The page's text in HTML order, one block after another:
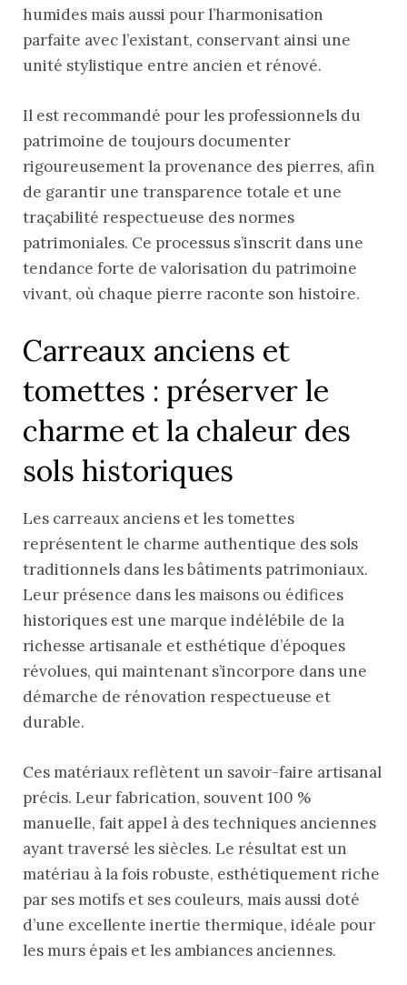
humides mais aussi pour l’harmonisation
parfaite avec l’existant, conservant ainsi une
unité stylistique entre ancien et rénové.
Il est recommandé pour les professionnels du
patrimoine de toujours documenter
rigoureusement la provenance des pierres, afin
de garantir une transparence totale et une
traçabilité respectueuse des normes
patrimoniales. Ce processus s’inscrit dans une
tendance forte de valorisation du patrimoine
vivant, où chaque pierre raconte son histoire.
Carreaux anciens et
tomettes : préserver le
charme et la chaleur des
sols historiques
Les carreaux anciens et les tomettes
représentent le charme authentique des sols
traditionnels dans les bâtiments patrimoniaux.
Leur présence dans les maisons ou édifices
historiques est une marque indélébile de la
richesse artisanale et esthétique d’époques
révolues, qui maintenant s’incorpore dans une
démarche de rénovation respectueuse et
durable.
Ces matériaux reflètent un savoir-faire artisanal
précis. Leur fabrication, souvent 100 %
manuelle, fait appel à des techniques anciennes
ayant traversé les siècles. Le résultat est un
matériau à la fois robuste, esthétiquement riche
par ses motifs et ses couleurs, mais aussi doté
d’une excellente inertie thermique, idéale pour
les murs épais et les ambiances anciennes.